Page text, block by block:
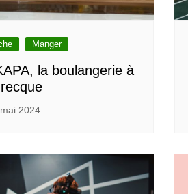
Manger
la boulangerie à
2024